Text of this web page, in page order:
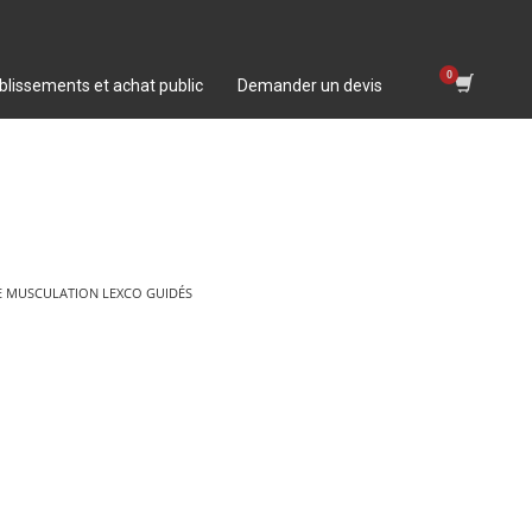
et achat public Demander un devis
MUSCULATION LEXCO GUIDÉS